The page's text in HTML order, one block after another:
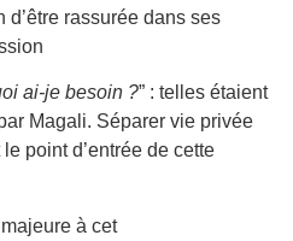
rassurée dans ses
ai-je besoin ?” : telles étaient
Magali. Séparer vie privée
point d’entrée de cette
à cet